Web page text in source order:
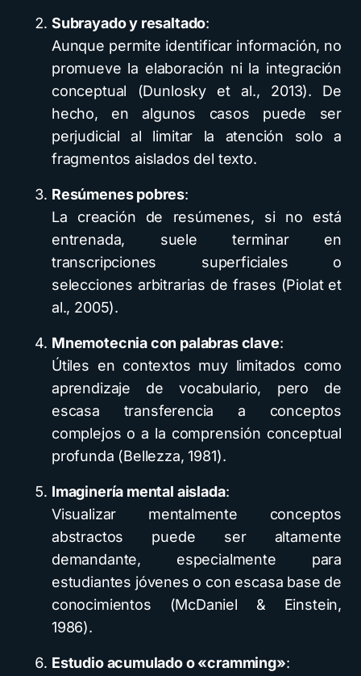
Subrayado y resaltado:
Aunque permite identificar información, no
promueve la elaboración ni la integración
conceptual (Dunlosky et al., 2013). De
hecho, en algunos casos puede ser
perjudicial al limitar la atención solo a
fragmentos aislados del texto.
Resúmenes pobres:
La creación de resúmenes, si no está
entrenada, suele terminar en
transcripciones superficiales o
selecciones arbitrarias de frases (Piolat et
al., 2005).
Mnemotecnia con palabras clave:
Útiles en contextos muy limitados como
aprendizaje de vocabulario, pero de
escasa transferencia a conceptos
complejos o a la comprensión conceptual
profunda (Bellezza, 1981).
Imaginería mental aislada:
Visualizar mentalmente conceptos
abstractos puede ser altamente
demandante, especialmente para
estudiantes jóvenes o con escasa base de
conocimientos (McDaniel & Einstein,
1986).
Estudio acumulado o «cramming»: